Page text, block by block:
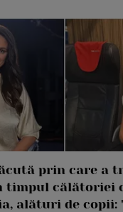
prin care a
timpul călătoriei
alături de copii: